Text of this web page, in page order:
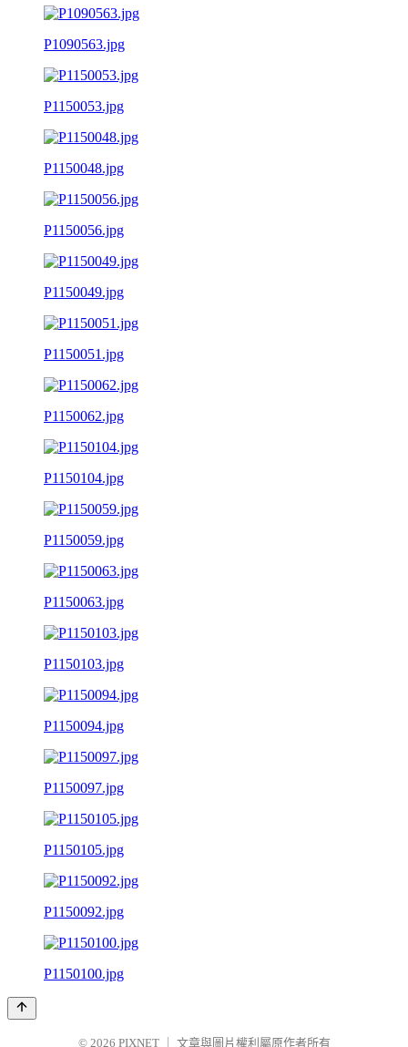
P1090563.jpg
P1150053.jpg
P1150048.jpg
P1150056.jpg
P1150049.jpg
P1150051.jpg
P1150062.jpg
P1150104.jpg
P1150059.jpg
P1150063.jpg
P1150103.jpg
P1150094.jpg
P1150097.jpg
P1150105.jpg
P1150092.jpg
P1150100.jpg
© 2026 PIXNET 文章與圖片權利屬原作者所有